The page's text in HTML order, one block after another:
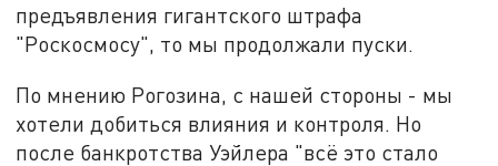
предъявления гигантского штрафа
"Роскосмосу", то мы продолжали пуски.
По мнению Рогозина, с нашей стороны - мы
хотели добиться влияния и контроля. Но
после банкротства Уэйлера "всё это стало